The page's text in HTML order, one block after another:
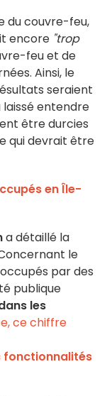
du couvre-feu,
encore "trop
feu et de
Ainsi, le
seraient
laissé entendre
être durcies
qui devrait être
en Île-
a détaillé la
le
par des
publique
les
ce chiffre
fonctionnalités